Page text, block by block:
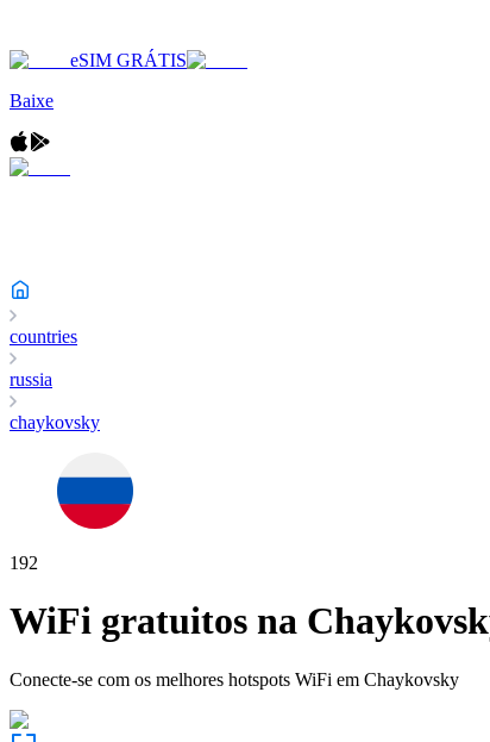
eSIM GRÁTIS
Baixe
countries
russia
chaykovsky
192
WiFi gratuitos na
Conecte-se com os melhores hotspots WiFi em Chaykovsky